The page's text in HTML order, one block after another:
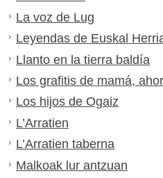
La voz de Lug
Leyendas de Euskal
Llanto en la tierra baldía
Los grafitis de mamá,
Los hijos de Ogaiz
L’Arratien
L’Arratien taberna
Malkoak lur antzuan